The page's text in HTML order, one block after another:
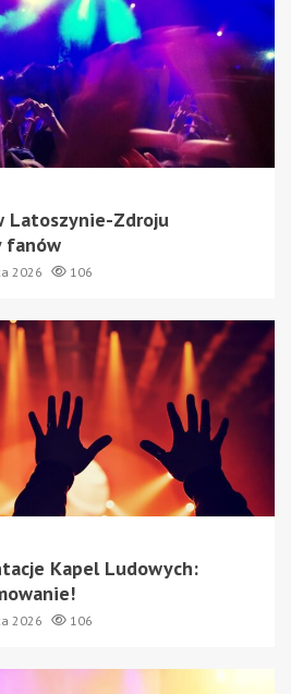
Latoszynie-Zdroju
fanów
2026 106
Kapel Ludowych:
2026 106